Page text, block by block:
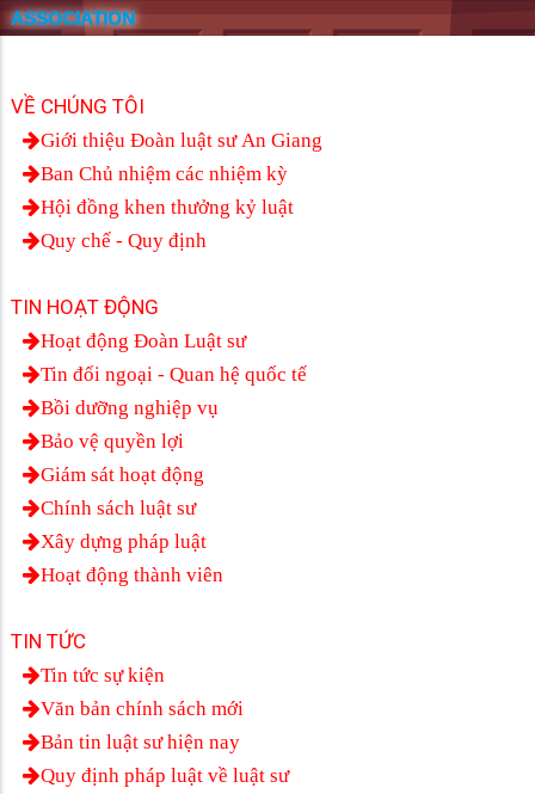
ASSOCIATION
VỀ CHÚNG TÔI
Giới thiệu Đoàn luật sư An Giang
Ban Chủ nhiệm các nhiệm kỳ
Hội đồng khen thưởng kỷ luật
Quy chế - Quy định
TIN HOẠT ĐỘNG
Hoạt động Đoàn Luật sư
Tin đối ngoại - Quan hệ quốc tế
Bồi dưỡng nghiệp vụ
Bảo vệ quyền lợi
Giám sát hoạt động
Chính sách luật sư
Xây dựng pháp luật
Hoạt động thành viên
TIN TỨC
Tin tức sự kiện
Văn bản chính sách mới
Bản tin luật sư hiện nay
Quy định pháp luật về luật sư